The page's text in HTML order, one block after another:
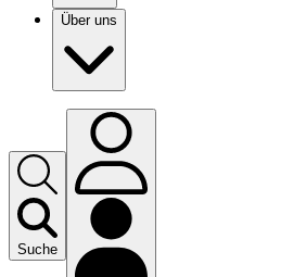
Über uns
Suche